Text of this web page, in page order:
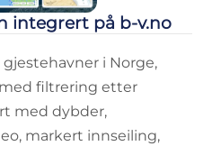
integrert på b-v.no
i Norge,
filtrering etter
med dybder,
markert innseiling,